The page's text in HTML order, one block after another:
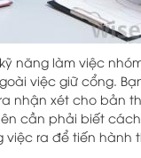
năng làm việc
việc giữ cổng.
nhận xét cho bản
cần phải biết
ra để tiến hành